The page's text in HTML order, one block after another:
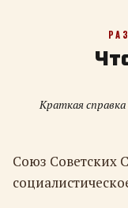
Краткая справка
Союз Советских